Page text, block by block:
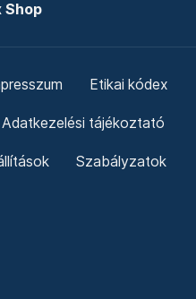
Shop
Etikai kódex
Adatkezelési tájékoztató
Szabályzatok